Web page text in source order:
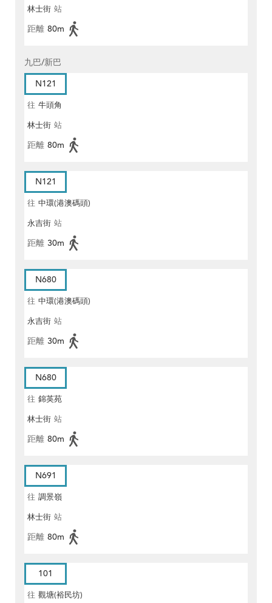
林士街 站
距離 80m
九巴/新巴
N121
往 牛頭角
林士街 站
距離 80m
N121
往 中環(港澳碼頭)
永吉街 站
距離 30m
N680
往 中環(港澳碼頭)
永吉街 站
距離 30m
N680
往 錦英苑
林士街 站
距離 80m
N691
往 調景嶺
林士街 站
距離 80m
101
往 觀塘(裕民坊)